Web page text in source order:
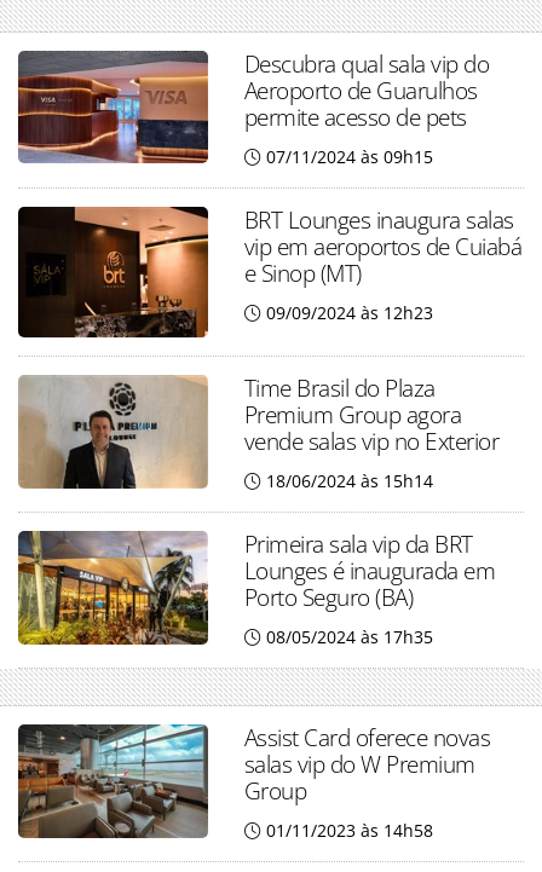
Descubra qual sala vip do
Aeroporto de Guarulhos
permite acesso de pets
07/11/2024 às 09h15
BRT Lounges inaugura salas
vip em aeroportos de Cuiabá
e Sinop (MT)
09/09/2024 às 12h23
Time Brasil do Plaza
Premium Group agora
vende salas vip no Exterior
18/06/2024 às 15h14
Primeira sala vip da BRT
Lounges é inaugurada em
Porto Seguro (BA)
08/05/2024 às 17h35
Assist Card oferece novas
salas vip do W Premium
Group
01/11/2023 às 14h58